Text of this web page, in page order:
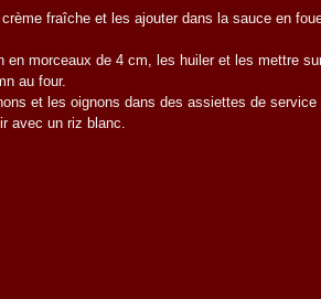
fraîche et les ajouter dans la sauce en
en morceaux de 4 cm, les huiler et les mettre
au four.
et les oignons dans des assiettes de service
avec un riz blanc.